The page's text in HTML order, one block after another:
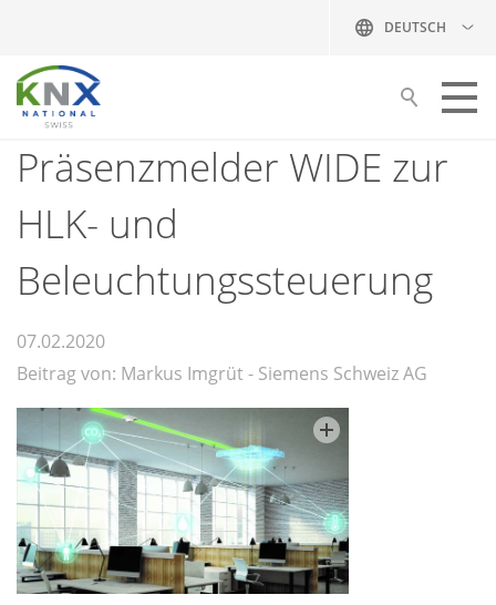
DEUTSCH
Bauen mit KNX
Ihre Partner
Ausbildung
KNX Swiss
NEWS
Präsenzmelder WIDE zur
HLK- und
Beleuchtungssteuerung
07.02.2020
Beitrag von: Markus Imgrüt - Siemens Schweiz AG